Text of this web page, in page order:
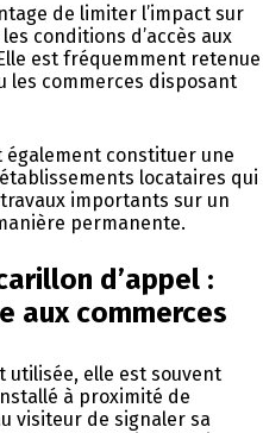
de limiter l’impact sur
conditions d’accès aux
est fréquemment retenue
les commerces disposant
également constituer une
locataires qui
importants sur un
permanente.
d’appel :
aux commerces
utilisée, elle est souvent
à proximité de
visiteur de signaler sa